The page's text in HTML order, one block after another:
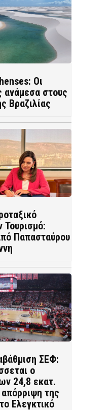
Οι
ανάμεσα στους
Βραζιλίας
Τουρισμό:
Παπασταύρου
ΣΕΦ:
ο
24,8 εκατ.
της
Ελεγκτικό